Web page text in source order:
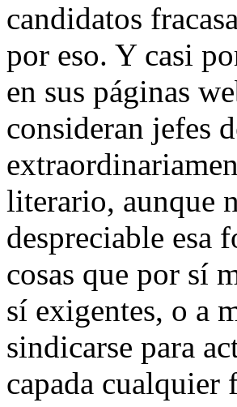
candidatos
por eso. Y casi
en sus páginas
consideran jefes
literario, aunque
despreciable esa
cosas que por sí
sí exigentes, o a
sindicarse para
capada cualquier